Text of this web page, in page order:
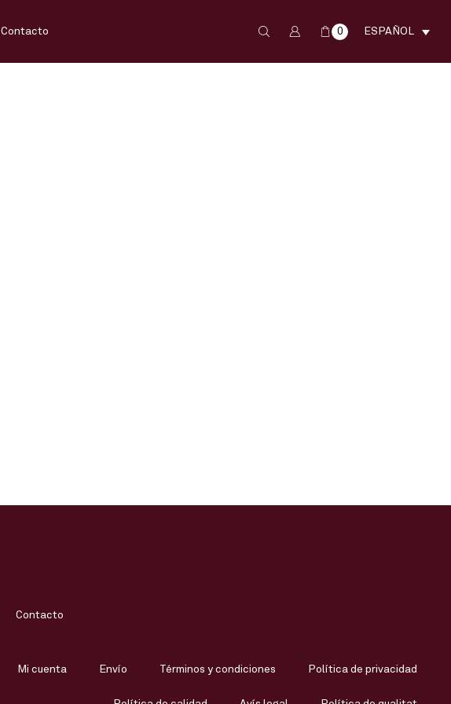
Contacto 0 ESPAÑOL
Contacto
Mi cuenta Envío Términos y condiciones Política de privacidad